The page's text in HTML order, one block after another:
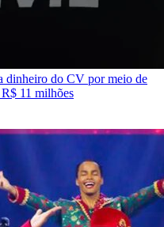
dinheiro do CV por meio de
11 milhões